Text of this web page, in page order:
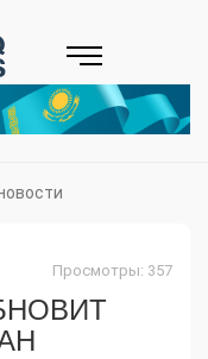
Просмотры: 357